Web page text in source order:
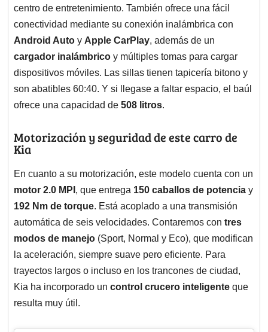
centro de entretenimiento. También ofrece una fácil
conectividad mediante su conexión inalámbrica con
Android Auto y Apple CarPlay, además de un
cargador inalámbrico y múltiples tomas para cargar
dispositivos móviles. Las sillas tienen tapicería bitono y
son abatibles 60:40. Y si llegase a faltar espacio, el baúl
ofrece una capacidad de 508 litros.
Motorización y seguridad de este carro de
Kia
En cuanto a su motorización, este modelo cuenta con un
motor 2.0 MPI , que entrega 150 caballos de potencia y
192 Nm de torque. Está acoplado a una transmisión
automática de seis velocidades. Contaremos con tres
modos de manejo (Sport, Normal y Eco), que modifican
la aceleración, siempre suave pero eficiente. Para
trayectos largos o incluso en los trancones de ciudad,
Kia ha incorporado un control crucero inteligente que
resulta muy útil.